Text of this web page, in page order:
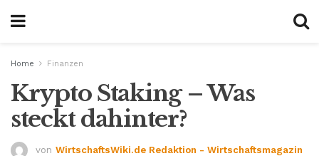
Home Finanzen
Krypto Staking – Was
steckt dahinter?
von WirtschaftsWiki.de Redaktion - Wirtschaftsmagazin